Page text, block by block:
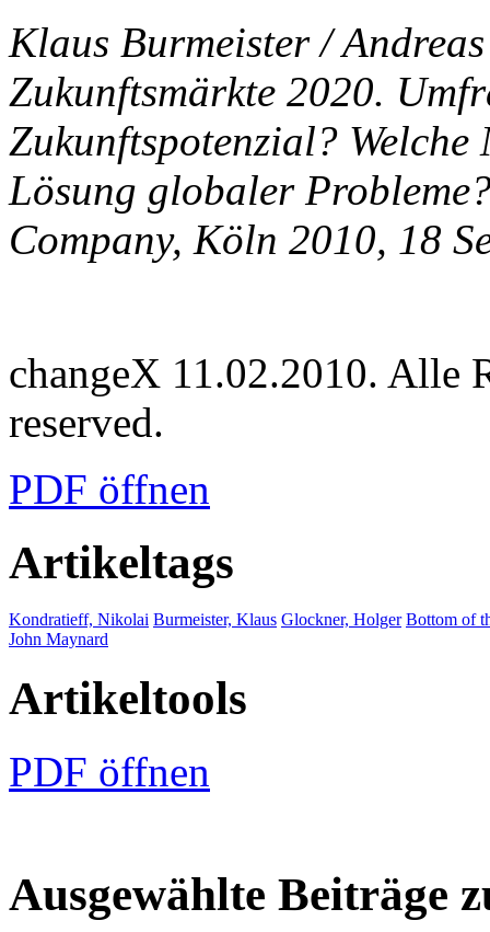
Klaus Burmeister /
Zukunftsmärkte 2020.
Zukunftspotenzial?
Lösung globaler
Company, Köln 2010, 18
changeX 11.02.2010. Alle
reserved.
PDF öffnen
Artikeltags
Kondratieff, Nikolai Burmeister, Klaus Glockner, Holger Bottom of
John Maynard
Artikeltools
PDF öffnen
Ausgewählte Beiträge